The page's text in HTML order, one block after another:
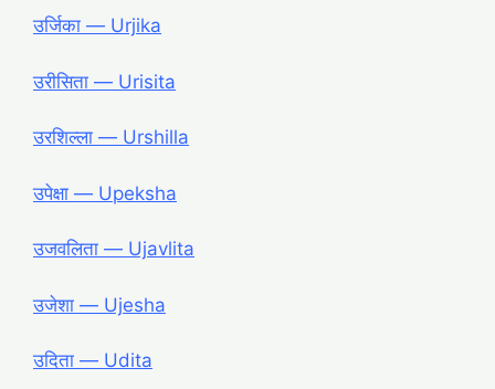
उर्जिका ― Urjika
उरीसिता ― Urisita
उरशिल्ला ― Urshilla
उपेक्षा ― Upeksha
उजवलिता ― Ujavlita
उजेशा ― Ujesha
उदिता ― Udita